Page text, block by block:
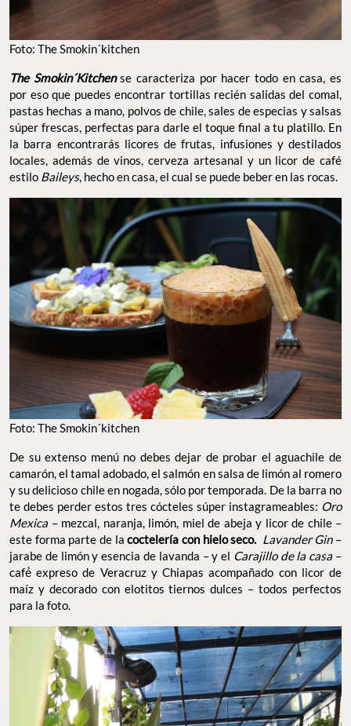
Foto: The Smokin´kitchen
The Smokin´Kitchense caracteriza por hacer todo en casa, es
por eso que puedes encontrar tortillas recién salidas del comal,
pastas hechas a mano, polvos de chile, sales de especias y salsas
súper frescas, perfectas para darle el toque final a tu platillo. En
la barra encontrarás licores de frutas, infusiones y destilados
locales, además de vinos, cerveza artesanal y un licor de café
estilo Baileys, hecho en casa, el cual se puede beber en las rocas.
Foto: The Smokin´kitchen
De su extenso menú no debes dejar de probar el aguachile de
camarón, el tamal adobado, el salmón en salsa de limón al romero
y su delicioso chile en nogada, sólo por temporada. De la barra no
te debes perder estos tres cócteles súper instagrameables: Oro
Mexica – mezcal, naranja, limón, miel de abeja y licor de chile –
este forma parte de la coctelería con hielo seco. Lavander Gin–
jarabe de limón y esencia de lavanda – y el Carajillo de la casa –
café́ expreso de Veracruz y Chiapas acompañado con licor de
maíz y decorado con elotitos tiernos dulces – todos perfectos
para la foto.